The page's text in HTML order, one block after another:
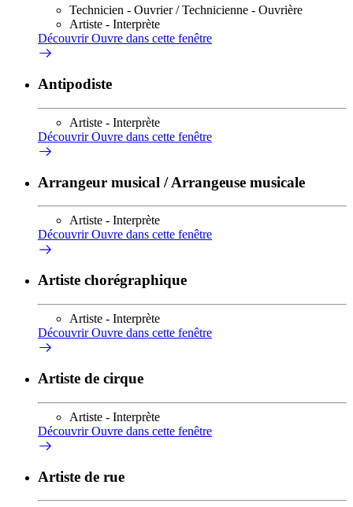
Technicien - Ouvrier / Technicienne - Ouvrière
Artiste - Interprète
DécouvrirOuvre dans cette fenêtre
Antipodiste
Artiste - Interprète
DécouvrirOuvre dans cette fenêtre
Arrangeur musical / Arrangeuse musicale
Artiste - Interprète
DécouvrirOuvre dans cette fenêtre
Artiste chorégraphique
Artiste - Interprète
DécouvrirOuvre dans cette fenêtre
Artiste de cirque
Artiste - Interprète
DécouvrirOuvre dans cette fenêtre
Artiste de rue